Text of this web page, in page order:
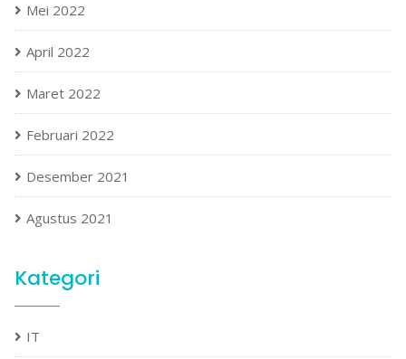
Mei 2022
April 2022
Maret 2022
Februari 2022
Desember 2021
Agustus 2021
Kategori
IT